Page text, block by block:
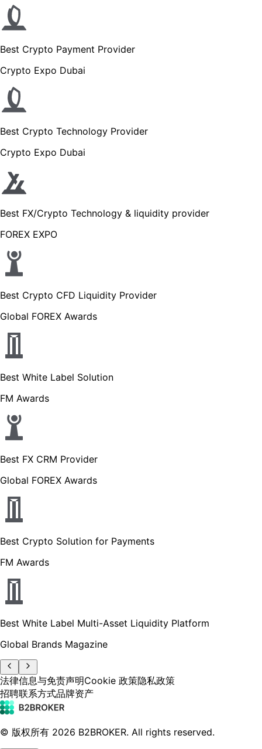
Best Crypto Payment Provider
Crypto Expo Dubai
Best Crypto Technology Provider
Crypto Expo Dubai
Best FX/Crypto Technology & liquidity provider
FOREX EXPO
Best Crypto CFD Liquidity Provider
Global FOREX Awards
Best White Label Solution
FM Awards
Best FX CRM Provider
Global FOREX Awards
Best Crypto Solution for Payments
FM Awards
Best White Label Multi-Asset Liquidity Platform
Global Brands Magazine
法律信息与免责声明Cookie 政策隐私政策
招聘联系方式品牌资产
© 版权所有 2026 B2BROKER. All rights reserved.